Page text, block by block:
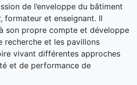
de l’enveloppe du bâtiment
formateur et enseignant. Il
son propre compte et développe
recherche et les pavillons
vivant différentes approches
et de performance de